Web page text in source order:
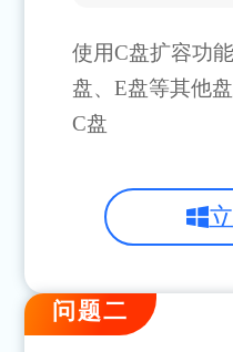
使用C盘扩容功
盘、E盘等其他
C盘
问题二